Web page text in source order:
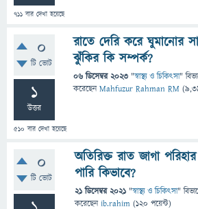
711 বার দেখা হয়েছে
0
টি ভোট
1
উত্তর
510 বার দেখা হয়েছে
রাতে দেরি করে ঘুমানোর
ঝুঁকির কি সম্পর্ক?
06 ডিসেম্বর 2023 "স্বাস্থ্য ও চিকিৎসা"
করেছেনMahfuzur Rahman RM (
0
টি ভোট
অতিরিক্ত রাত জাগা
পারি কিভাবে?
21 ডিসেম্বর 2021 "স্বাস্থ্য ও চিকিৎসা"
করেছেনib.rahim (120 পয়েন্ট)